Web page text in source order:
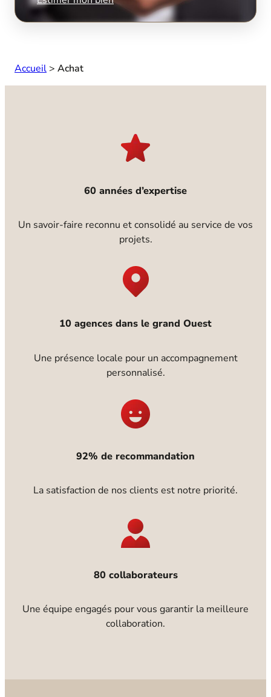
Accueil > Achat
60 années d’expertise
Un savoir-faire reconnu et consolidé au service de vos
projets.
10 agences dans le grand Ouest
Une présence locale pour un accompagnement
personnalisé.
92% de recommandation
La satisfaction de nos clients est notre priorité.
80 collaborateurs
Une équipe engagés pour vous garantir la meilleure
collaboration.